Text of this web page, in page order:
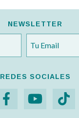
NEWSLETTER
REDES SOCIALES